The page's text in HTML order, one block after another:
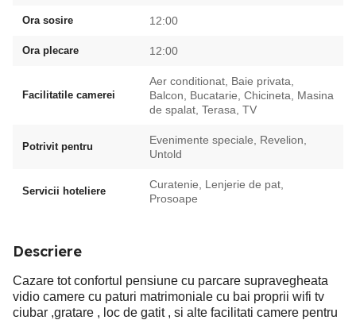
Ora sosire 12:00
Ora plecare 12:00
Facilitatile camerei
Aer conditionat, Baie privata,
Balcon, Bucatarie, Chicineta, Masina
de spalat, Terasa, TV
Potrivit pentru
Evenimente speciale, Revelion,
Untold
Servicii hoteliere
Curatenie, Lenjerie de pat,
Prosoape
Descriere
Cazare tot confortul pensiune cu parcare supravegheata
vidio camere cu paturi matrimoniale cu bai proprii wifi tv
ciubar ,gratare , loc de gatit , si alte facilitati camere pentru